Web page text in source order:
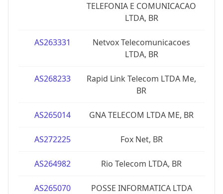
TELEFONIA E COMUNICACAO
LTDA, BR
AS263331
Netvox Telecomunicacoes
LTDA, BR
AS268233
Rapid Link Telecom LTDA Me,
BR
AS265014 GNA TELECOM LTDA ME, BR
AS272225 Fox Net, BR
AS264982 Rio Telecom LTDA, BR
AS265070
POSSE INFORMATICA LTDA